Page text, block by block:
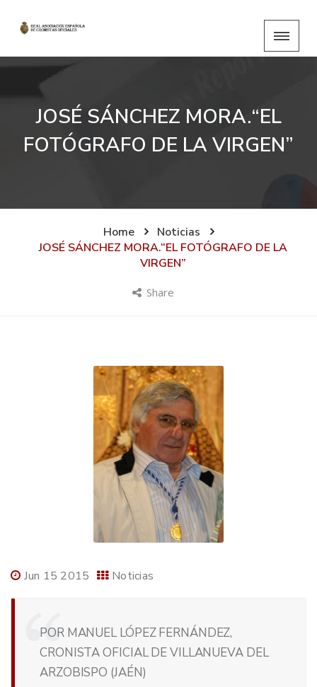
JOSÉ SÁNCHEZ MORA.“EL
FOTÓGRAFO DE LA VIRGEN”
Home
Noticias
JOSÉ SÁNCHEZ MORA.“EL FOTÓGRAFO DE LA
VIRGEN”
Share
Jun 15 2015 Noticias
POR MANUEL LÓPEZ FERNÁNDEZ,
CRONISTA OFICIAL DE VILLANUEVA DEL
ARZOBISPO (JAÉN)